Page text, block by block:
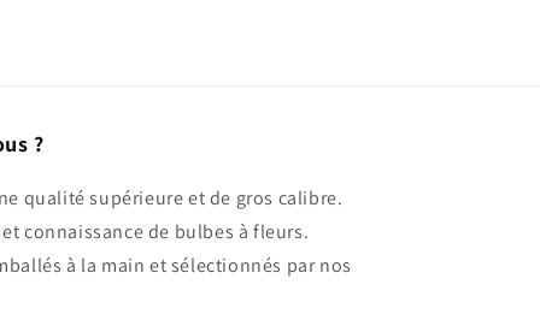
?
qualité supérieure et de gros calibre.
connaissance de bulbes à fleurs.
à la main et sélectionnés par nos